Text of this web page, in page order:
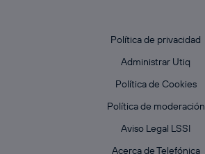
Política de privacidad
Administrar Utiq
Política de Cookies
Política de moderación
Aviso Legal LSSI
Acerca de Telefónica